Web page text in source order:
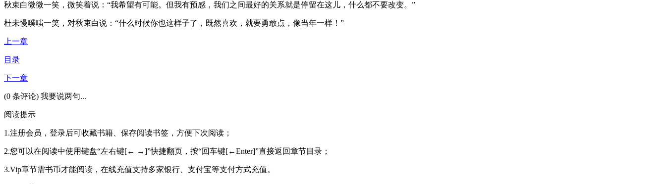
秋束白微微一笑，微笑着说：“我希望有可能。但我有预感，我们之间最好的关系就是停留在这儿，什么都不要改变。”
杜未慢噗嗤一笑，对秋束白说：“什么时候你也这样子了，既然喜欢，就要勇敢点，像当年一样！”
上一章
目录
下一章
(0 条评论) 我要说两句...
阅读提示
1.注册会员，登录后可收藏书籍、保存阅读书签，方便下次阅读；
2.您可以在阅读中使用键盘“左右键[← →]”快捷翻页，按“回车键[←Enter]”直接返回章节目录；
3.Vip章节需书币才能阅读，在线充值支持多家银行、支付宝等支付方式充值。